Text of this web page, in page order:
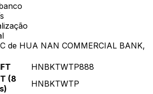
de HUA NAN COMMERCIAL BANK,
HNBKTWTP888
(8
HNBKTWTP